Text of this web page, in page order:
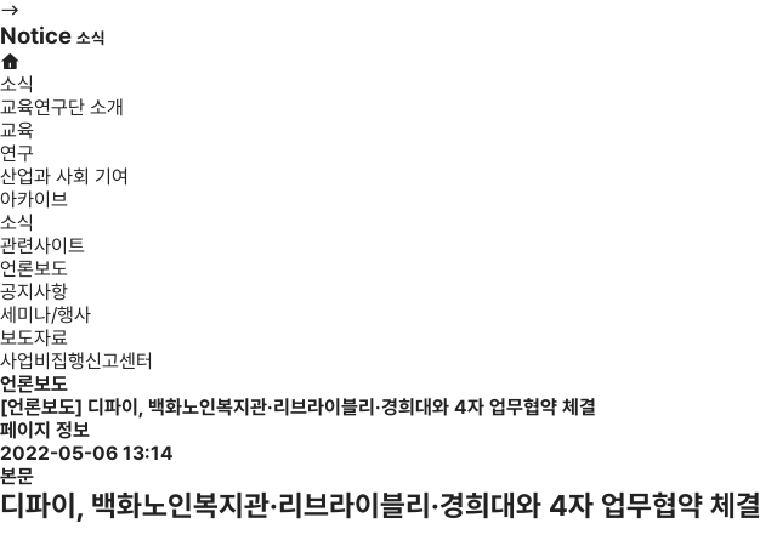
Notice 소식
소식
교육연구단 소개
교육
연구
산업과 사회 기여
아카이브
소식
관련사이트
언론보도
공지사항
세미나/행사
보도자료
사업비집행신고센터
언론보도
[언론보도] 디파이, 백화노인복지관·리브라이블리·경희대와 4자 업무협약 체결
페이지 정보
2022-05-06 13:14
본문
디파이, 백화노인복지관·리브라이블리·경희대와 4자 업무협약 체결